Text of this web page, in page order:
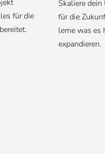
für die
Skaliere
für die
lerne was es
expandieren.